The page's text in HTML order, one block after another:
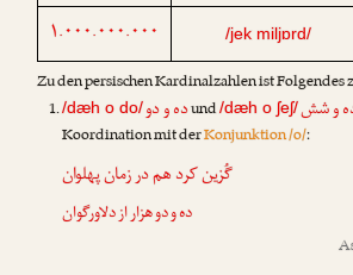
۱.۰۰۰.۰۰۰.۰۰۰
/jek miljɒrd/
Zu den persischen Kardinalzahlen ist Folgendes
/dæh o do/ده و دوund/dæh o ʃeʃ/و شش
Koordination mit derKonjunktion /o/:
گُزین کرد هم در زمان پهلوان
ده و دو هزار از دلاورگوان